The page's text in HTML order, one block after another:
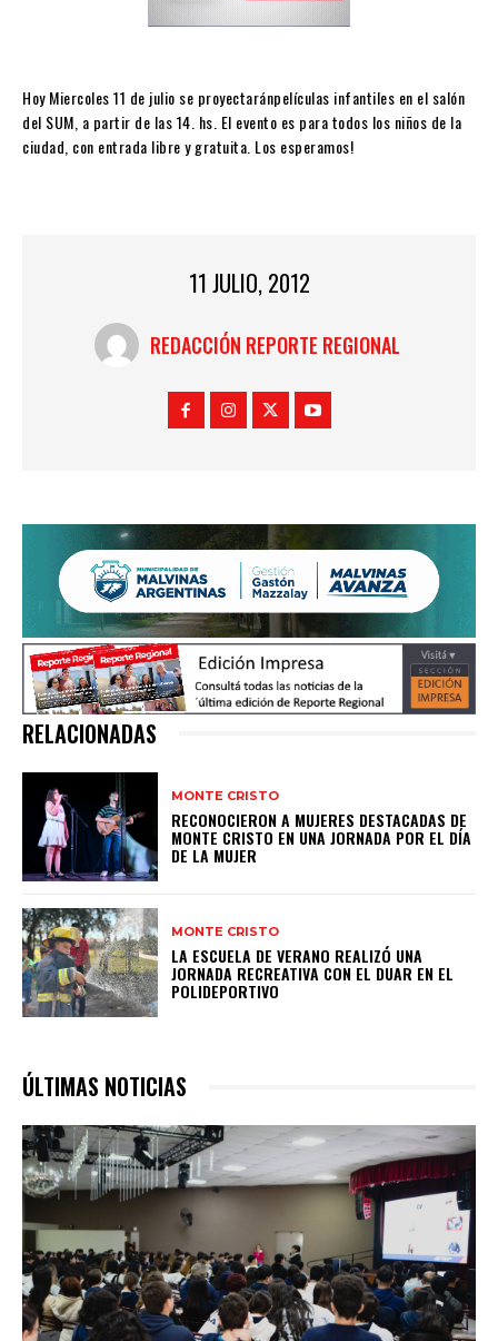
Hoy Miercoles 11 de julio se proyectaránpelículas infantiles en el salón
del SUM, a partir de las 14. hs. El evento es para todos los niños de la
ciudad, con entrada libre y gratuita. Los esperamos!
11 JULIO, 2012
REDACCIÓN REPORTE REGIONAL
RELACIONADAS
MONTE CRISTO
RECONOCIERON A MUJERES DESTACADAS DE
MONTE CRISTO EN UNA JORNADA POR EL DÍA
DE LA MUJER
MONTE CRISTO
LA ESCUELA DE VERANO REALIZÓ UNA
JORNADA RECREATIVA CON EL DUAR EN EL
POLIDEPORTIVO
ÚLTIMAS NOTICIAS